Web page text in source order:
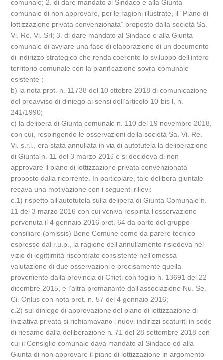
comunale; 2. di dare mandato al Sindaco e alla Giunta
comunale di non approvare, per le ragioni illustrate, il “Piano di
lottizzazione privata convenzionata” proposto dalla società Sa.
Vi. Re. Vi. Srl; 3. di dare mandato al Sindaco e alla Giunta
comunale di avviare una fase di elaborazione di un documento
di indirizzo strategico che renda coerente lo sviluppo dell’intero
territorio comunale con la pianificazione sovra-comunale
esistente”;
b) la nota prot. n. 11738 del 10 ottobre 2018 di comunicazione
del preavviso di diniego ai sensi dell’articolo 10-bis l. n.
241/1990;
c) la delibera di Giunta comunale n. 110 del 19 novembre 2018,
con cui, respingendo le osservazioni della società Sa. Vi. Re.
Vi. s.r.l., era stata annullata in via di autotutela la deliberazione
di Giunta n. 11 del 3 marzo 2016 e si decideva di non
approvare il piano di lottizzazione privata convenzionata
proposto dalla ricorrente. In particolare, tale delibera giuntale
recava una motivazione con i seguenti rilievi:
c.1) rispetto all’autotutela sulla delibera di Giunta Comunale n.
11 del 3 marzo 2016 con cui veniva respinta l’osservazione
pervenuta il 4 gennaio 2016 prot. 64 da parte del gruppo
consiliare (omissis) Bene Comune come da parere tecnico
espresso dal r.u.p., la ragione dell’annullamento risiedeva nel
vizio di legittimità riscontrato consistente nell’omessa
valutazione di due osservazioni e precisamente quella
proveniente dalla provincia di Chieti con foglio n. 13691 del 22
dicembre 2015, e l’altra promanante dall’associazione Nu. Se.
Ci. Onlus con nota prot. n. 57 del 4 gennaio 2016;
c.2) sul diniego di approvazione del piano di lottizzazione di
iniziativa privata si richiamavano i nuovi indirizzi scaturiti in sede
di riesame dalla deliberazione n. 71 del 28 settembre 2018 con
cui il Consiglio comunale dava mandato al Sindaco ed alla
Giunta di non approvare il piano di lottizzazione in argomento